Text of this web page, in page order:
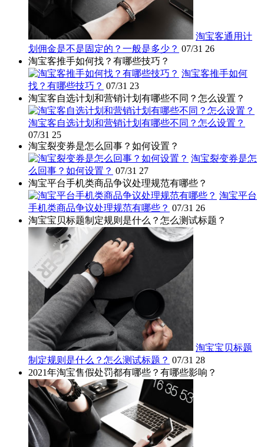
淘宝客通用计
划佣金是不是固定的？一般是多少？ 07/31 26
淘宝客推手如何找？有哪些技巧？
淘宝客推手如何
找？有哪些技巧？ 07/31 23
淘宝客自选计划和营销计划有哪些不同？怎么设置？
淘宝客自选计划和营销计划有哪些不同？怎么设置？
07/31 25
淘宝裂变券是怎么回事？如何设置？
淘宝裂变券是怎
么回事？如何设置？ 07/31 27
淘宝平台手机类商品争议处理规范有哪些？
淘宝平台
手机类商品争议处理规范有哪些？ 07/31 26
淘宝宝贝标题制定规则是什么？怎么测试标题？
淘宝宝贝标题
制定规则是什么？怎么测试标题？ 07/31 28
2021年淘宝售假处罚都有哪些？有哪些影响？